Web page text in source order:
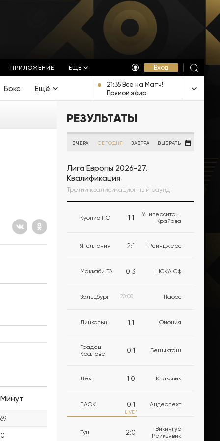
ПРИЛОЖЕНИЕ ЕЩЁ Вход
Бокс Ещё
21:35 Все на Матч!
Прямой эфир
Минут
69
0
РЕЗУЛЬТАТЫ
ВЧЕРА СЕГОДНЯ ЗАВТРА ВЫБРАТЬ
Лига Европы 2026-27.
Квалификация
Третий квалификационный раунд
Куопио ПС 1:1
Университатя
Крайова
Ягеллония 2:1 Рейнджерс
Маккаби ТА 0:3 ЦСКА Сф
Зальцбург 20:00 Пафос
Линкольн 1:1 Омония
Градец
Кралове
0:1 Бешикташ
Лех 1:0 Клаксвик
ПАОК 0:1 Андерлехт
LIVE '
Тун 2:0
Викингур
Рейкьявик